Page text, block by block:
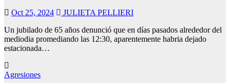
Oct 25, 2024
JULIETA PELLIERI
Un jubilado de 65 años denunció que en días pasados alrededor del
mediodia promediando las 12:30, aparentemente habria dejado
estacionada…
Agresiones